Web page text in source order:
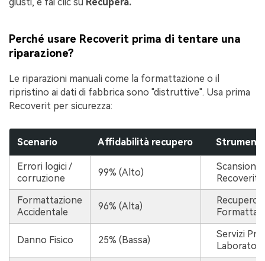
giusti, e fai clic su Recupera.
Perché usare Recoverit prima di tentare una
riparazione?
Le riparazioni manuali come la formattazione o il
ripristino ai dati di fabbrica sono "distruttive". Usa prima
Recoverit per sicurezza:
Scenario Affidabilità recupero
Errori logici /
corruzione
99% (Alto)
Recoverit
Formattazione
Accidentale
96% (Alta)
Recupero
Danno Fisico 25% (Bassa)
Servizi